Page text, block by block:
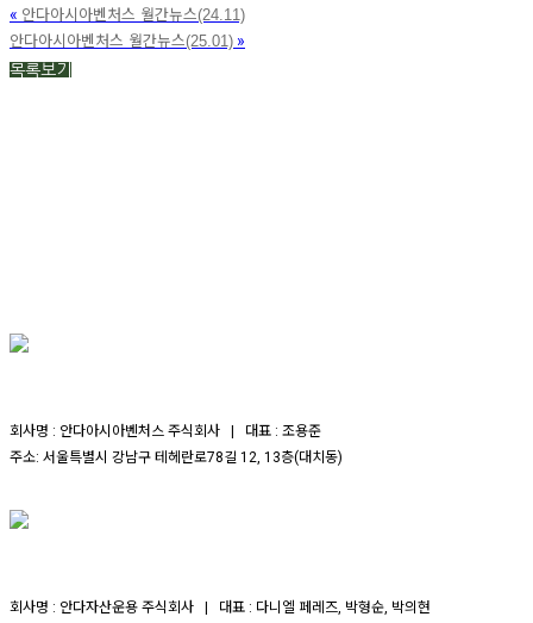
« 안다아시아벤처스 월간뉴스(24.11)
안다아시아벤처스 월간뉴스(25.01) »
목록보기
회사명 : 안다아시아벤처스 주식회사 | 대표 : 조용준
주소: 서울특별시 강남구 테헤란로78길 12, 13층(대치동)
회사명 : 안다자산운용 주식회사 | 대표 : 다니엘 페레즈, 박형순, 박의현